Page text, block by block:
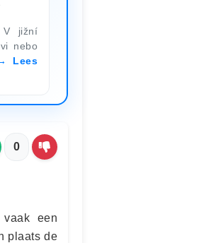
V jižní
nebo
Lees
0
een
plaats de